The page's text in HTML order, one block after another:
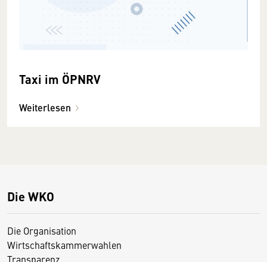
Taxi im ÖPNRV
Weiterlesen
Die WKO
Die Organisation
Wirtschaftskammerwahlen
Transparenz